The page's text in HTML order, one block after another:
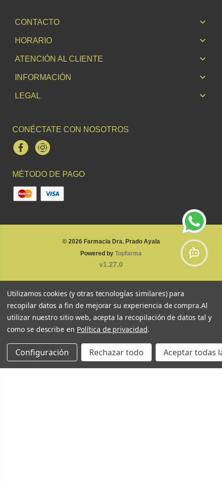
CONTACTO
HORARIO
ATENCIÓN AL CLIENTE
INFORMACIÓN
LEGAL
CONÉCTATE CON NOSOTROS
FacebookInstagram
MÉTODO DE PAGO
© 2026 Farmacia Dra. Prado Ayala
Powered by Topfarma
v1.27.0
Utilizamos cookies (y otras tecnologías similares) para
recopilar datos a fin de mejorar su experiencia de compra.Al
utilizar nuestro sitio web, acepta la recopilación de datos tal y
como se describe en Política de privacidad.
Configuración Rechazar todo Aceptar todas